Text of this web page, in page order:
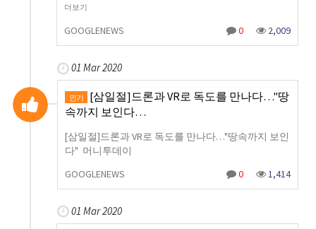
더보기
GOOGLENEWS 0 2,009
01 Mar 2020
인기
[삼일절]드론과 VR로 독도를 만나다…"땅
속까지 보인다…
[삼일절]드론과 VR로 독도를 만나다…"땅속까지 보인
다" 머니투데이
GOOGLENEWS
0 1,414
01 Mar 2020